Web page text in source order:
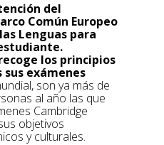
del
Común Europeo
Lenguas para
los principios
exámenes
son ya más de
al año las que
Cambridge
objetivos
y culturales.